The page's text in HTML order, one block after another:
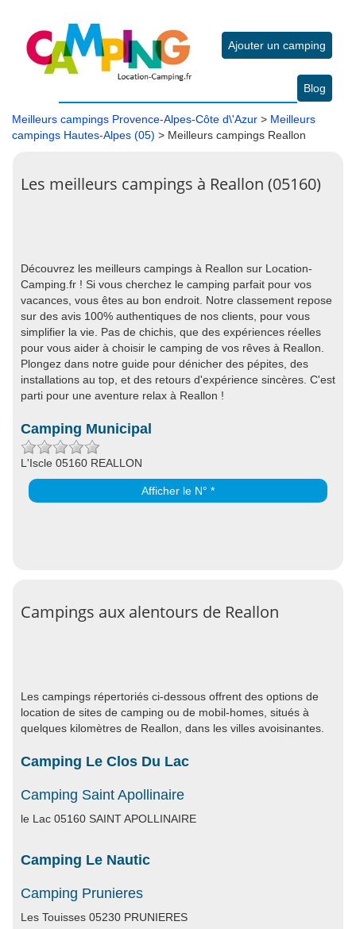
Ajouter un camping
Blog
Meilleurs campings Provence-Alpes-Côte d\'Azur > Meilleurs
campings Hautes-Alpes (05) > Meilleurs campings Reallon
Les meilleurs campings à Reallon (05160)
Découvrez les meilleurs campings à Reallon sur Location-
Camping.fr ! Si vous cherchez le camping parfait pour vos
vacances, vous êtes au bon endroit. Notre classement repose
sur des avis 100% authentiques de nos clients, pour vous
simplifier la vie. Pas de chichis, que des expériences réelles
pour vous aider à choisir le camping de vos rêves à Reallon.
Plongez dans notre guide pour dénicher des pépites, des
installations au top, et des retours d'expérience sincères. C'est
parti pour une aventure relax à Reallon !
Camping Municipal
L'Iscle 05160 REALLON
Afficher le N° *
Campings aux alentours de Reallon
Les campings répertoriés ci-dessous offrent des options de
location de sites de camping ou de mobil-homes, situés à
quelques kilomètres de Reallon, dans les villes avoisinantes.
Camping Le Clos Du Lac
Camping Saint Apollinaire
le Lac 05160 SAINT APOLLINAIRE
Camping Le Nautic
Camping Prunieres
Les Touisses 05230 PRUNIERES